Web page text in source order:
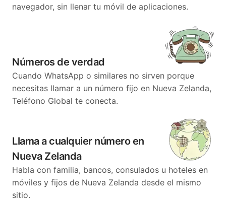
navegador, sin llenar tu móvil de aplicaciones.
Números de verdad
Cuando WhatsApp o similares no sirven porque
necesitas llamar a un número fijo en Nueva Zelanda,
Teléfono Global te conecta.
Llama a cualquier número en
Nueva Zelanda
Habla con familia, bancos, consulados u hoteles en
móviles y fijos de Nueva Zelanda desde el mismo
sitio.